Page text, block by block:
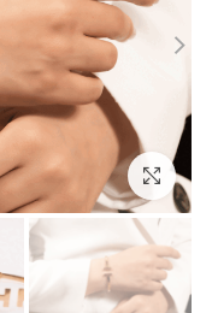
بزرگنمایی تصویر